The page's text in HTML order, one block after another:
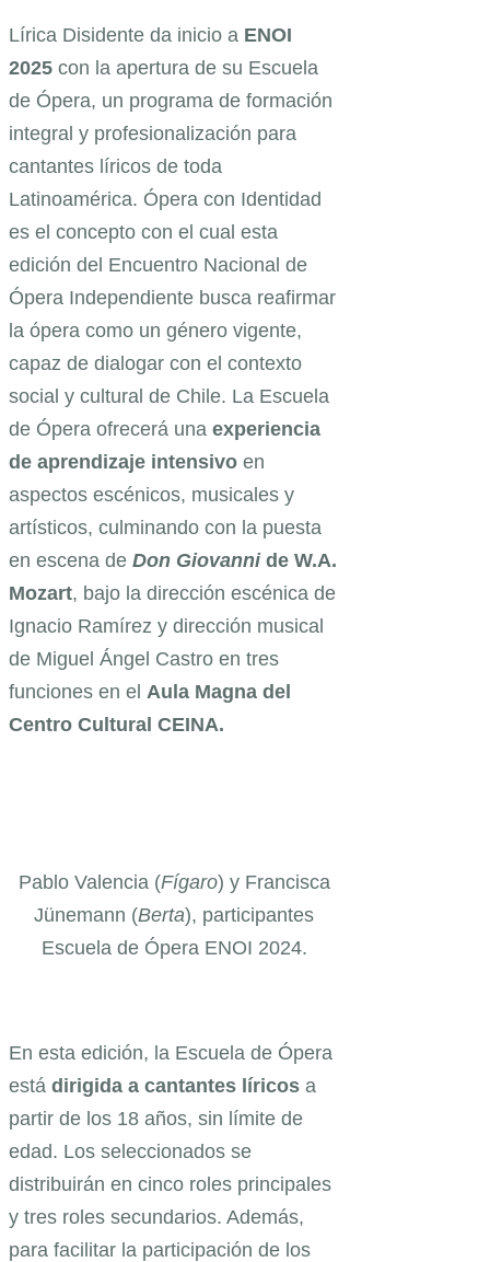
Lírica Disidente da inicio a ENOI
2025 con la apertura de su Escuela
de Ópera, un programa de formación
integral y profesionalización para
cantantes líricos de toda
Latinoamérica. Ópera con Identidad
es el concepto con el cual esta
edición del Encuentro Nacional de
Ópera Independiente busca reafirmar
la ópera como un género vigente,
capaz de dialogar con el contexto
social y cultural de Chile. La Escuela
de Ópera ofrecerá una experiencia
de aprendizaje intensivo en
aspectos escénicos, musicales y
artísticos, culminando con la puesta
en escena de Don Giovannide W.A.
Mozart, bajo la dirección escénica de
Ignacio Ramírez y dirección musical
de Miguel Ángel Castro en tres
funciones en el Aula Magna del
Centro Cultural CEINA.
Pablo Valencia (Fígaro) y Francisca
Jünemann (Berta), participantes
Escuela de Ópera ENOI 2024.
En esta edición, la Escuela de Ópera
está dirigida a cantantes líricos a
partir de los 18 años, sin límite de
edad. Los seleccionados se
distribuirán en cinco roles principales
y tres roles secundarios. Además,
para facilitar la participación de los